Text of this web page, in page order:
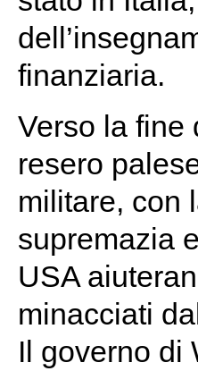
finanziaria.
Verso la fine
resero
militare, con
supremazia
USA
minacciati
Il governo di